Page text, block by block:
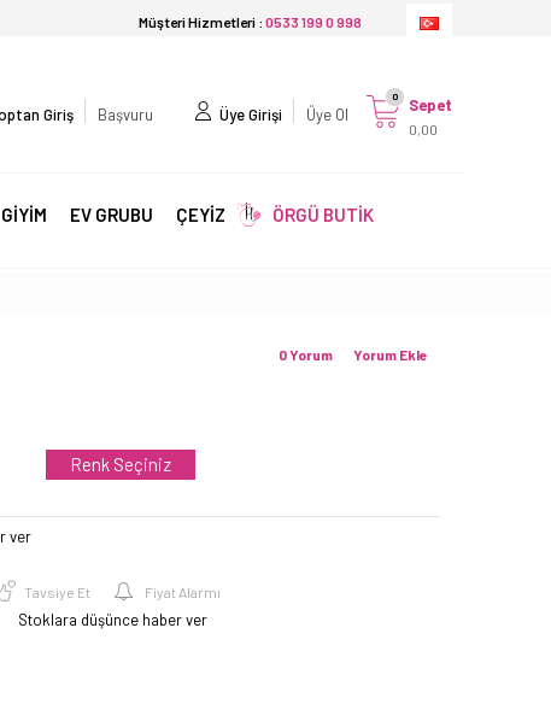
Müşteri Hizmetleri : 0533 199 0 998
Başvuru
Giriş Üye Girişi Üye Ol Sepet
0,00
0
GİYİM EV GRUBU ÇEYİZ ÖRGÜ BUTİK
Yorum Ekle
0 Yorum
Renk Seçiniz
ver
Tavsiye Et Fiyat Alarmı
Stoklara düşünce haber ver